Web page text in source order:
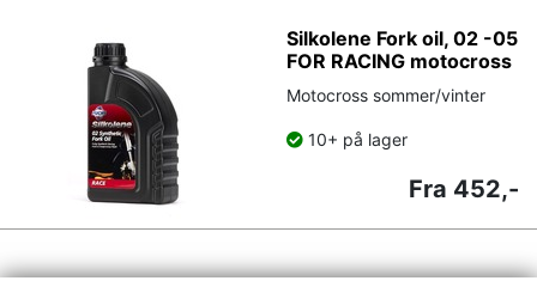
Silkolene Fork oil, 02 -05
FOR RACING motocross
Motocross sommer/vinter
10+ på lager
Fra 452,-